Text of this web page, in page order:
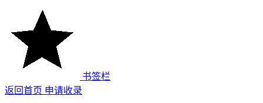
书签栏
返回首页 申请收录